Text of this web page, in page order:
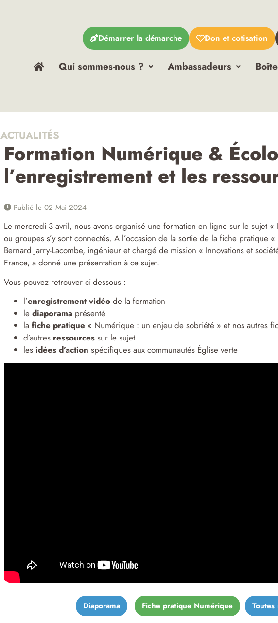
Démarrer la démarche Don et cotisation
Qui sommes-nous ? Ambassadeurs
ACTUALITÉS
Formation Numérique &
l’enregistrement et les
Publié le 02 Mai 2024
Le mercredi 3 avril, nous avons organisé une formation en ligne sur le sujet
ou groupes s’y sont connectés. A l’occasion de la sortie de la fiche pratique «
Bernard Jarry-Lacombe, ingénieur et chargé de mission « Innovations et
France, a donné une présentation à ce sujet.
Vous pouvez retrouver ci-dessous :
l’enregistrement vidéode la formation
le diaporamaprésenté
la fiche pratique « Numérique : un enjeu de sobriété » et nos autres
d’autres ressourcessur le sujet
les idées d’action spécifiques aux communautés Église verte
Diaporama Fiche pratique Numérique